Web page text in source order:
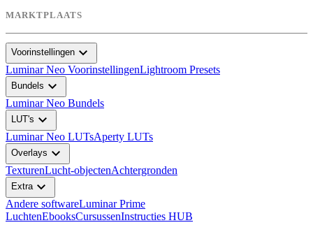
MARKTPLAATS
Voorinstellingen expand_more
Luminar Neo VoorinstellingenLightroom Presets
Bundels expand_more
Luminar Neo Bundels
LUT's expand_more
Luminar Neo LUTsAperty LUTs
Overlays expand_more
TexturenLucht-objectenAchtergronden
Extraexpand_more
Andere softwareLuminar Prime
LuchtenEbooksCursussenInstructies HUB